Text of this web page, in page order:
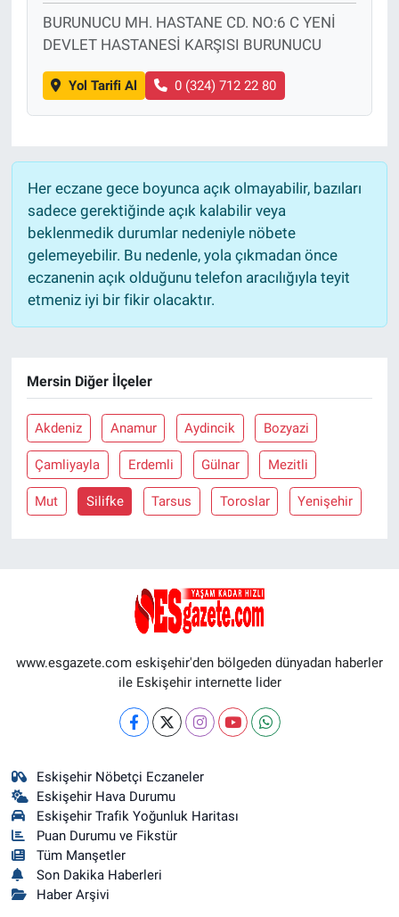
BURUNUCU MH. HASTANE CD. NO:6 C YENİ
DEVLET HASTANESİ KARŞISI BURUNUCU
Yol Tarifi Al 0 (324) 712 22 80
Her eczane gece boyunca açık olmayabilir, bazıları
sadece gerektiğinde açık kalabilir veya
beklenmedik durumlar nedeniyle nöbete
gelemeyebilir. Bu nedenle, yola çıkmadan önce
eczanenin açık olduğunu telefon aracılığıyla teyit
etmeniz iyi bir fikir olacaktır.
Mersin Diğer İlçeler
Akdeniz Anamur Aydincik Bozyazi
Çamliyayla Erdemli Gülnar Mezitli
Mut Silifke Tarsus Toroslar Yenişehir
www.esgazete.com eskişehir'den bölgeden dünyadan haberler
ile Eskişehir internette lider
Eskişehir Nöbetçi Eczaneler
Eskişehir Hava Durumu
Eskişehir Trafik Yoğunluk Haritası
Puan Durumu ve Fikstür
Tüm Manşetler
Son Dakika Haberleri
Haber Arşivi